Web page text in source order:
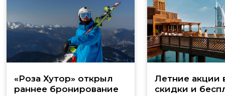
«Роза Хутор» открыл
раннее бронирование
Летние акции
скидки и